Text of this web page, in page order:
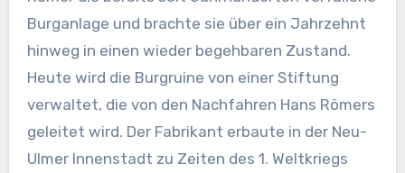
Burganlage und brachte sie über ein Jahrzehnt
hinweg in einen wieder begehbaren Zustand.
Heute wird die Burgruine von einer Stiftung
verwaltet, die von den Nachfahren Hans Römers
geleitet wird. Der Fabrikant erbaute in der Neu-
Ulmer Innenstadt zu Zeiten des 1. Weltkriegs